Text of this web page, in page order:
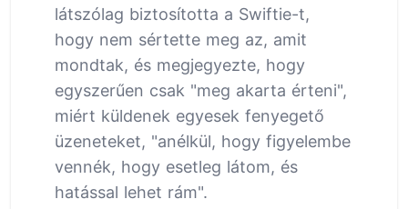
látszólag biztosította a Swiftie-t,
hogy nem sértette meg az, amit
mondtak, és megjegyezte, hogy
egyszerűen csak "meg akarta érteni",
miért küldenek egyesek fenyegető
üzeneteket, "anélkül, hogy figyelembe
vennék, hogy esetleg látom, és
hatással lehet rám".